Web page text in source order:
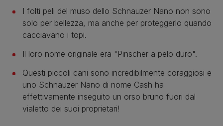
I folti peli del muso dello Schnauzer Nano non sono
solo per bellezza, ma anche per proteggerlo quando
cacciavano i topi.
Il loro nome originale era "Pinscher a pelo duro".
Questi piccoli cani sono incredibilmente coraggiosi e
uno Schnauzer Nano di nome Cash ha
effettivamente inseguito un orso bruno fuori dal
vialetto dei suoi proprietari!